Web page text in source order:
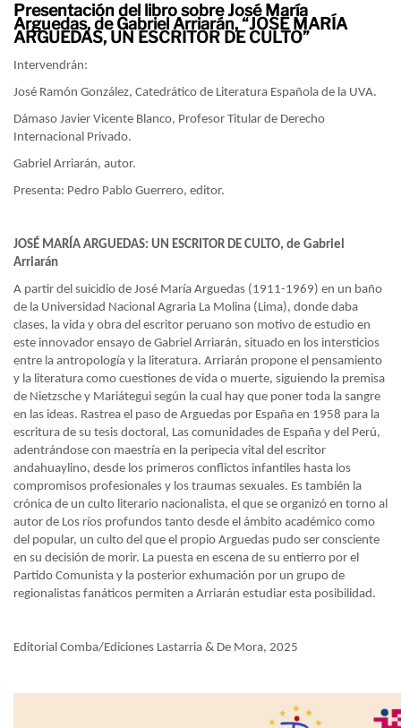
Presentación del libro sobre José María
Arguedas, de Gabriel Arriarán, “JOSÉ MARÍA
ARGUEDAS, UN ESCRITOR DE CULTO”
Intervendrán:
José Ramón González, Catedrático de Literatura Española de la UVA.
Dámaso Javier Vicente Blanco, Profesor Titular de Derecho
Internacional Privado.
Gabriel Arriarán, autor.
Presenta: Pedro Pablo Guerrero, editor.
JOSÉ MARÍA ARGUEDAS: UN ESCRITOR DE CULTO, de Gabriel
Arriarán
A partir del suicidio de José María Arguedas (1911-1969) en un baño
de la Universidad Nacional Agraria La Molina (Lima), donde daba
clases, la vida y obra del escritor peruano son motivo de estudio en
este innovador ensayo de Gabriel Arriarán, situado en los intersticios
entre la antropología y la literatura. Arriarán propone el pensamiento
y la literatura como cuestiones de vida o muerte, siguiendo la premisa
de Nietzsche y Mariátegui según la cual hay que poner toda la sangre
en las ideas. Rastrea el paso de Arguedas por España en 1958 para la
escritura de su tesis doctoral, Las comunidades de España y del Perú,
adentrándose con maestría en la peripecia vital del escritor
andahuaylino, desde los primeros conflictos infantiles hasta los
compromisos profesionales y los traumas sexuales. Es también la
crónica de un culto literario nacionalista, el que se organizó en torno al
autor de Los ríos profundos tanto desde el ámbito académico como
del popular, un culto del que el propio Arguedas pudo ser consciente
en su decisión de morir. La puesta en escena de su entierro por el
Partido Comunista y la posterior exhumación por un grupo de
regionalistas fanáticos permiten a Arriarán estudiar esta posibilidad.
Editorial Comba/Ediciones Lastarria & De Mora, 2025